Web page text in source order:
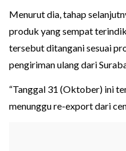
Menurut dia, tahap
produk yang sempat
tersebut ditangani sesuai
pengiriman ulang dari
“Tanggal 31 (Oktober) ini
menunggu re-export dari